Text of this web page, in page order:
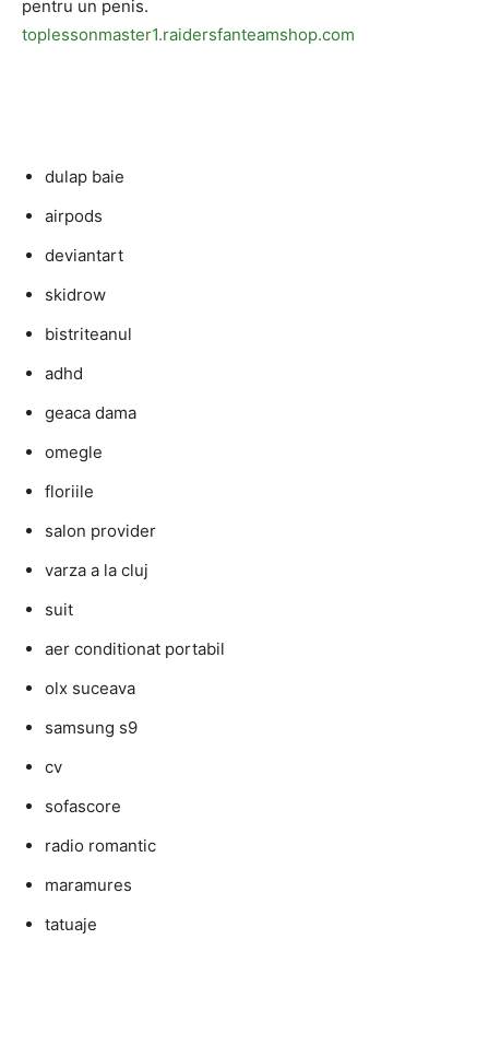
pentru un penis.
toplessonmaster1.raidersfanteamshop.com
dulap baie
airpods
deviantart
skidrow
bistriteanul
adhd
geaca dama
omegle
floriile
salon provider
varza a la cluj
suit
aer conditionat portabil
olx suceava
samsung s9
cv
sofascore
radio romantic
maramures
tatuaje